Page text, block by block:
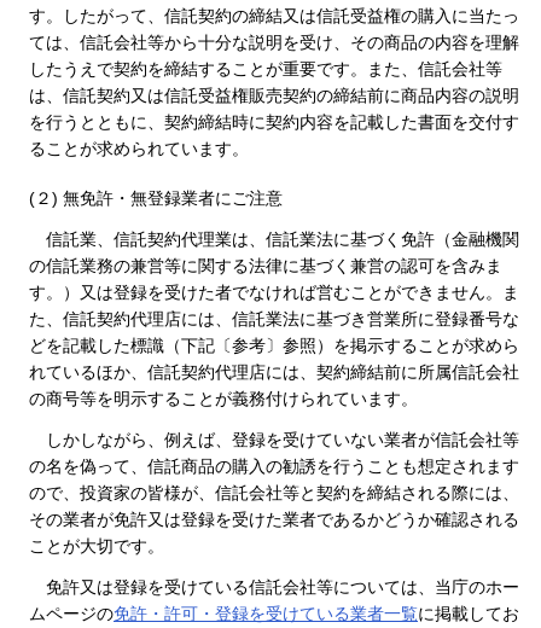
す。したがって、信託契約の締結又は信託受益権の購入に当たっ
ては、信託会社等から十分な説明を受け、その商品の内容を理解
したうえで契約を締結することが重要です。また、信託会社等
は、信託契約又は信託受益権販売契約の締結前に商品内容の説明
を行うとともに、契約締結時に契約内容を記載した書面を交付す
ることが求められています。
(２) 無免許・無登録業者にご注意
信託業、信託契約代理業は、信託業法に基づく免許（金融機関
の信託業務の兼営等に関する法律に基づく兼営の認可を含みま
す。）又は登録を受けた者でなければ営むことができません。ま
た、信託契約代理店には、信託業法に基づき営業所に登録番号な
どを記載した標識（下記〔参考〕参照）を掲示することが求めら
れているほか、信託契約代理店には、契約締結前に所属信託会社
の商号等を明示することが義務付けられています。
しかしながら、例えば、登録を受けていない業者が信託会社等
の名を偽って、信託商品の購入の勧誘を行うことも想定されます
ので、投資家の皆様が、信託会社等と契約を締結される際には、
その業者が免許又は登録を受けた業者であるかどうか確認される
ことが大切です。
免許又は登録を受けている信託会社等については、当庁のホー
ムページの免許・許可・登録を受けている業者一覧に掲載してお